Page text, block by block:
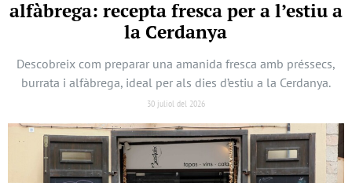
alfàbrega: recepta fresca per a l’estiu a
la Cerdanya
Descobreix com preparar una amanida fresca amb préssecs,
burrata i alfàbrega, ideal per als dies d’estiu a la Cerdanya.
30 juliol del 2026